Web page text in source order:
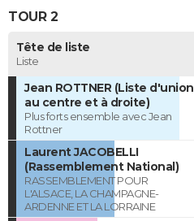
TOUR 2
Tête de liste
Liste
Jean ROTTNER (Liste d'union
au centre et à droite)
Plus forts ensemble avec Jean
Rottner
Laurent JACOBELLI
(Rassemblement National)
RASSEMBLEMENT POUR
L'ALSACE, LA CHAMPAGNE-
ARDENNE ET LA LORRAINE